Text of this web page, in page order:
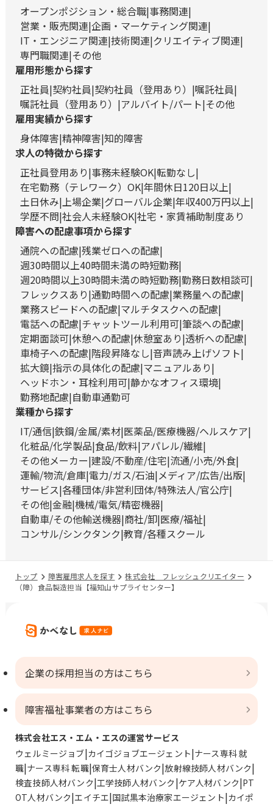
オープンポジション・総合職 事務関連
営業・販売関連 企画・マーケティング関連
IT・エンジニア関連 技術関連 クリエイティブ関連
専門職関連 その他
雇用形態から探す
正社員 契約社員 契約社員（登用あり）
嘱託社員
嘱託社員（登用あり）
アルバイト/パート その他
雇用実績から探す
身体障害 精神障害 知的障害
求人の特徴から探す
正社員登用あり 事務未経験OK 転勤なし
在宅勤務（テレワーク）OK 年間休日120日以上
土日休み 上場企業 グローバル企業 年収400万円以上
学歴不問 社会人未経験OK 社宅・家賃補助制度あり
障害への配慮事項から探す
通院への配慮 残業ゼロへの配慮
週30時間以上40時間未満の時短勤務
週20時間以上30時間未満の時短勤務 勤務日数相談可
フレックスあり 通勤時間への配慮 業務量への配慮
業務スピードへの配慮 マルチタスクへの配慮
電話への配慮 チャットツール利用可 筆談への配慮
定期面談可 休憩への配慮 休憩室あり 透析への配慮
車椅子への配慮 階段昇降なし 音声読み上げソフト
拡大鏡 指示の具体化の配慮 マニュアルあり
ヘッドホン・耳栓利用可 静かなオフィス環境
勤務地配慮 自動車通勤可
業種から探す
IT/通信 鉄鋼/金属/素材 医薬品/医療機器/ヘルスケア
化粧品/化学製品 食品/飲料 アパレル/繊維
その他メーカー 建設/不動産/住宅 流通/小売/外食
運輸/物流/倉庫 電力/ガス/石油 メディア/広告/出版
サービス 各種団体/非営利団体/特殊法人/官公庁
その他 金融 機械/電気/精密機器
自動車/その他輸送機器 商社/卸 医療/福祉
コンサル/シンクタンク 教育/各種スクール
トップ 障害雇用求人を探す
株式会社 フレッシュクリエイター
（障）食品製造担当【福知山サプライセンター】
企業の採用担当の方はこちら
障害福祉事業者の方はこちら
株式会社エス・エム・エスの運営サービス
ウェルミージョブ カイゴジョブエージェント ナース専科 就
職 ナース専科 転職 保育士人材バンク 放射線技師人材バンク
検査技師人材バンク 工学技師人材バンク ケア人材バンク PT
OT人材バンク エイチエ 国試黒本治療家エージェント カイポ